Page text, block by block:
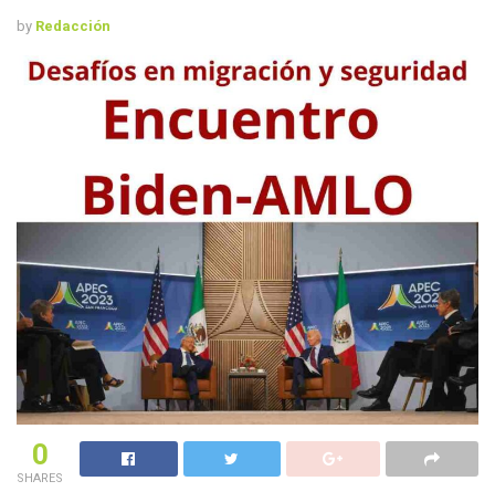
by Redacción
0
SHARES